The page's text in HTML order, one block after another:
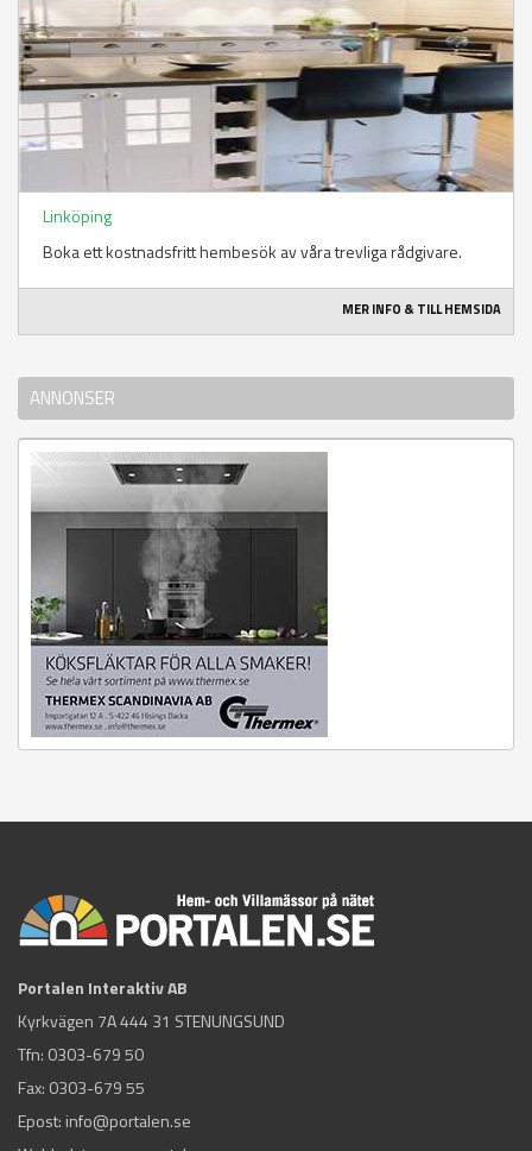
Linköping
Boka ett kostnadsfritt hembesök av våra trevliga rådgivare.
MER INFO & TILL HEMSIDA
ANNONSER
Portalen Interaktiv AB
Kyrkvägen 7A 444 31 STENUNGSUND
Tfn: 0303-679 50
Fax: 0303-679 55
Epost: info@portalen.se